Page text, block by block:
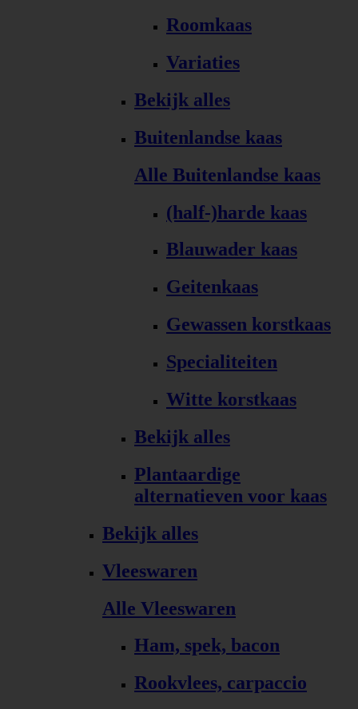
Roomkaas
Variaties
Bekijk alles
Buitenlandse kaas
Alle Buitenlandse kaas
(half-)harde kaas
Blauwader kaas
Geitenkaas
Gewassen korstkaas
Specialiteiten
Witte korstkaas
Bekijk alles
Plantaardige
alternatieven voor kaas
Bekijk alles
Vleeswaren
Alle Vleeswaren
Ham, spek, bacon
Rookvlees, carpaccio